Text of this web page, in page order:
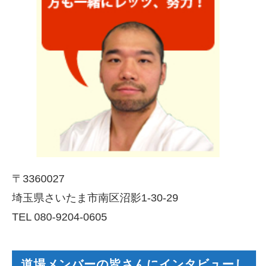
〒3360027
埼玉県さいたま市南区沼影1-30-29
TEL 080-9204-0605